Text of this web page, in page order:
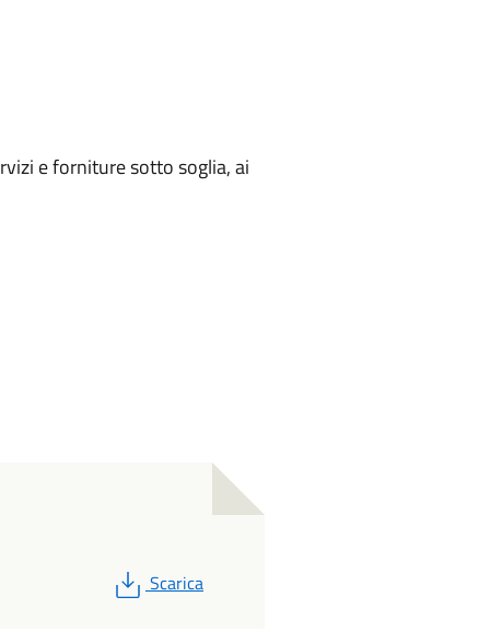
e forniture sotto soglia, ai
PDF
Scarica